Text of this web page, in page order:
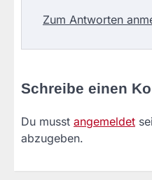
Zum Antworten
Schreibe einen
Du musst angemeldet
abzugeben.